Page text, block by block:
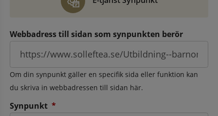
Webbadress till sidan som synpunkten berör
Om din synpunkt gäller en specifik sida eller funktion kan
du skriva in webbadressen till sidan här.
Synpunkt *